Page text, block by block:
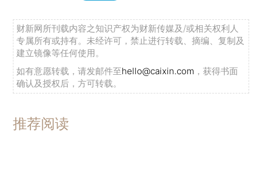
财新网所刊载内容之知识产权为财新传媒及/或相关权利人
专属所有或持有。未经许可，禁止进行转载、摘编、复制及
建立镜像等任何使用。
如有意愿转载，请发邮件至hello@caixin.com ，获得书面
确认及授权后，方可转载。
推荐阅读